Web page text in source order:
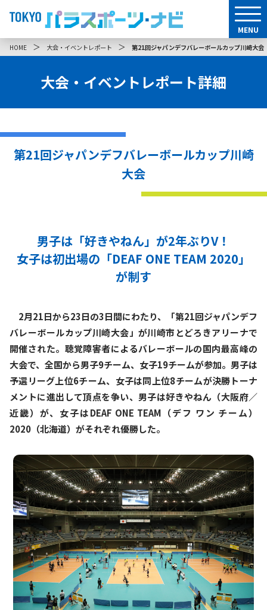
MENU
HOME ＞ 大会・イベントレポート ＞ 第21回ジャパンデフバレーボールカップ川崎大会
大会・イベントレポート詳細
第21回ジャパンデフバレーボールカップ川崎
大会
男子は「好きやねん」が2年ぶりV！
女子は初出場の「DEAF ONE TEAM 2020」
が制す
2月21日から23日の3日間にわたり、「第21回ジャパンデフ
バレーボールカップ川崎大会」が川崎市とどろきアリーナで
開催された。聴覚障害者によるバレーボールの国内最高峰の
大会で、全国から男子9チーム、女子19チームが参加。男子は
予選リーグ上位6チーム、女子は同上位8チームが決勝トーナ
メントに進出して頂点を争い、男子は好きやねん（大阪府／
近畿）が、女子はDEAF ONE TEAM（デフ ワン チーム）
2020（北海道）がそれぞれ優勝した。